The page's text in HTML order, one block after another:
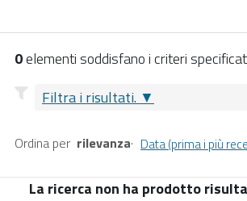
0elementi soddisfano i criteri
Filtra i risultati.
Ordina per rilevanza· Data (prima i più
La ricerca non ha prodotto